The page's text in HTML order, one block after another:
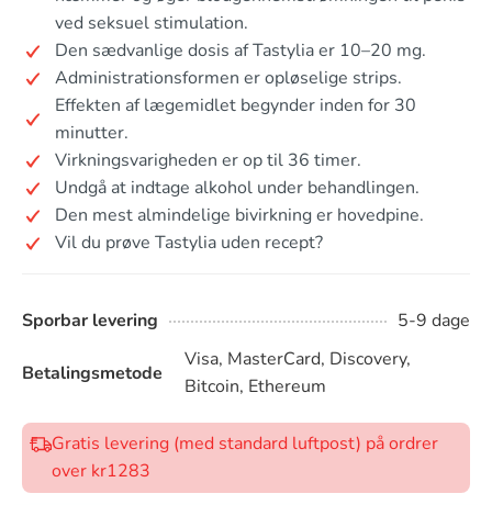
ved seksuel stimulation.
Den sædvanlige dosis af Tastylia er 10–20 mg.
Administrationsformen er opløselige strips.
Effekten af lægemidlet begynder inden for 30
minutter.
Virkningsvarigheden er op til 36 timer.
Undgå at indtage alkohol under behandlingen.
Den mest almindelige bivirkning er hovedpine.
Vil du prøve Tastylia uden recept?
Sporbar levering 5-9 dage
Betalingsmetode
Visa, MasterCard, Discovery,
Bitcoin, Ethereum
Gratis levering (med standard luftpost) på ordrer
over kr1283